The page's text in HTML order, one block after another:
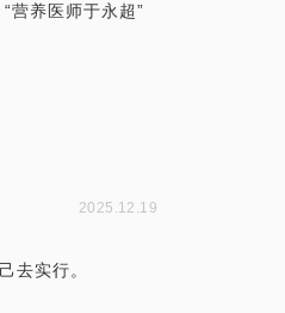
营养医师于永超”
2025.12.19
去实行。